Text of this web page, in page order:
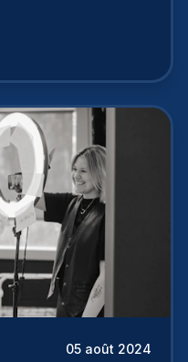
sont évidentes, ce
ne peut se faire en
d’actions.
05 août 2024